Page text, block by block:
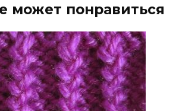
может понравиться